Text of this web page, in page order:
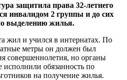
защитила права 32-летнего
инвалидом 2 группы и до сих
выделению жилья.
жил и учился в интернатах. По
метры он должен был
совершеннолетия, но органы
исполнили обязанность по
на получение жилья.